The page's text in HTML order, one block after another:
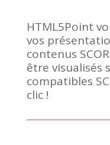
HTML5Point
vos
contenus
être visualisés
compatibles
clic !